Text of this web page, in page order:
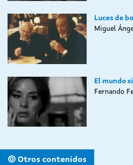
Luces de
Miguel
El mundo
Fernando
Otros contenidos